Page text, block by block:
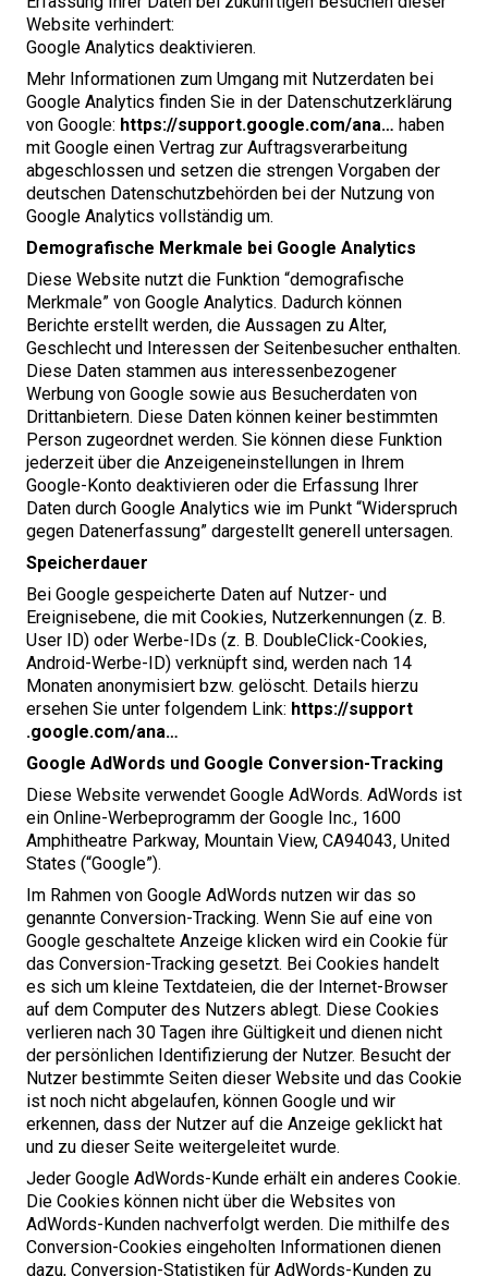
Website verhindert:
Google Analytics deaktivieren.
Mehr Informationen zum Umgang mit Nutzerdaten bei
Google Analytics finden Sie in der Datenschutzerklärung
von Google: https://​sup​port​.google​.com/ana… haben
mit Google einen Vertrag zur Auftragsverarbeitung
abgeschlossen und setzen die strengen Vorgaben der
deutschen Datenschutzbehörden bei der Nutzung von
Google Analytics vollständig um.
Demografische Merkmale bei Google Analytics
Diese Website nutzt die Funktion ​ “demografische
Merkmale” von Google Analytics. Dadurch können
Berichte erstellt werden, die Aussagen zu Alter,
Geschlecht und Interessen der Seitenbesucher enthalten.
Diese Daten stammen aus interessenbezogener
Werbung von Google sowie aus Besucherdaten von
Drittanbietern. Diese Daten können keiner bestimmten
Person zugeordnet werden. Sie können diese Funktion
jederzeit über die Anzeigeneinstellungen in Ihrem
Google-Konto deaktivieren oder die Erfassung Ihrer
Daten durch Google Analytics wie im Punkt ​ “Widerspruch
gegen Datenerfassung” dargestellt generell untersagen.
Speicherdauer
Bei Google gespeicherte Daten auf Nutzer- und
Ereignisebene, die mit Cookies, Nutzerkennungen (z. B.
User ID) oder Werbe-IDs (z. B. DoubleClick-Cookies,
Android-Werbe-ID) verknüpft sind, werden nach 14
Monaten anonymisiert bzw. gelöscht. Details hierzu
ersehen Sie unter folgendem Link: https://​sup​port​
.google​.com/ana…
Google AdWords und Google Conversion-Tracking
Diese Website verwendet Google AdWords. AdWords ist
ein Online-Werbeprogramm der Google Inc., 1600
Amphitheatre Parkway, Mountain View, CA94043, United
States (“Google”).
Im Rahmen von Google AdWords nutzen wir das so
genannte Conversion-Tracking. Wenn Sie auf eine von
Google geschaltete Anzeige klicken wird ein Cookie für
das Conversion-Tracking gesetzt. Bei Cookies handelt
es sich um kleine Textdateien, die der Internet-Browser
auf dem Computer des Nutzers ablegt. Diese Cookies
verlieren nach 30 Tagen ihre Gültigkeit und dienen nicht
der persönlichen Identifizierung der Nutzer. Besucht der
Nutzer bestimmte Seiten dieser Website und das Cookie
ist noch nicht abgelaufen, können Google und wir
erkennen, dass der Nutzer auf die Anzeige geklickt hat
und zu dieser Seite weitergeleitet wurde.
Jeder Google AdWords-Kunde erhält ein anderes Cookie.
Die Cookies können nicht über die Websites von
AdWords-Kunden nachverfolgt werden. Die mithilfe des
Conversion-Cookies eingeholten Informationen dienen
dazu, Conversion-Statistiken für AdWords-Kunden zu